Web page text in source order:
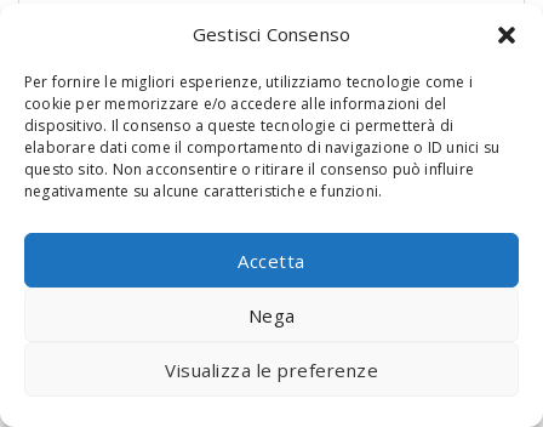
Gestisci Consenso
Per fornire le migliori esperienze, utilizziamo tecnologie come i
cookie per memorizzare e/o accedere alle informazioni del
dispositivo. Il consenso a queste tecnologie ci permetterà di
elaborare dati come il comportamento di navigazione o ID unici su
questo sito. Non acconsentire o ritirare il consenso può influire
negativamente su alcune caratteristiche e funzioni.
Accetta
Nega
Visualizza le preferenze
© 2020 Digital Touch Menu. Menu realizzato da